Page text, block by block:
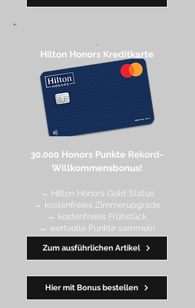
,
Hilton Honors Kreditkarte​
30.000 Honors Punkte Rekord-
Willkommensbonus!
→ Hilton Honors Gold Status
→ kostenfreies Zimmerupgrade
→ kostenfreies Frühstück
→ wertvolle Punkte sammeln
→ Early Check-in + Late Check-out
━━━━━━━
Hier mit Bonus bestellen
Zum ausführlichen Artikel